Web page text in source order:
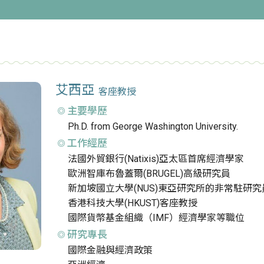
艾西亞 客座教授
主要學歷
Ph.D. from George Washington University.
工作經歷
法國外貿銀行(Natixis)亞太區首席經濟學家
歐洲智庫布魯蓋爾(BRUGEL)高級研究員
新加坡國立大學(NUS)東亞研究所的非常駐研究
香港科技大學(HKUST)客座教授
國際貨幣基金組織（IMF）經濟學家等職位
研究專長
國際金融與經濟政策